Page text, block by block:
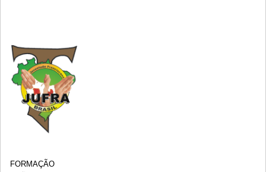
FORMAÇÃO